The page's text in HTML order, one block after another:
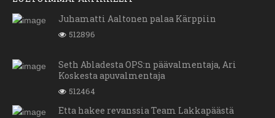
Juhamatti Aaltonen palaa Kärppiin
512896
Seth Abladesta OPS:n päävalmentaja, Ari
Koskesta apuvalmentaja
512464
Etta hakee revanssia Team Lakkapäästä